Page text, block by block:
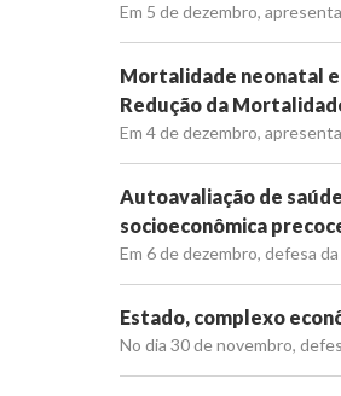
Em 5 de dezembro,
Mortalidade neonatal
Redução da
Em 4 de dezembro,
Autoavaliação de
socioeconômica
Em 6 de dezembro, defesa
Estado, complexo
No dia 30 de novembro,